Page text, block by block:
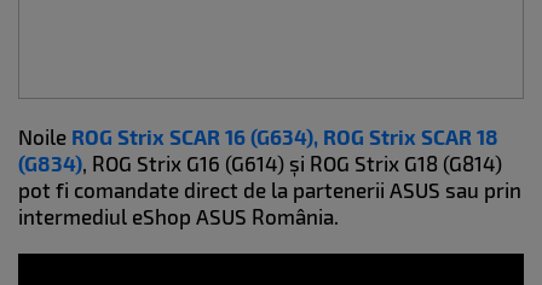
Noile ROG Strix SCAR 16 (G634), ROG Strix SCAR 18
(G834), ROG Strix G16 (G614) și ROG Strix G18 (G814)
pot fi comandate direct de la partenerii ASUS sau prin
intermediul eShop ASUS România.